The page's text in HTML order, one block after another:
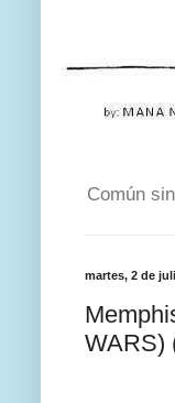
Común
martes, 2 de
WARS)